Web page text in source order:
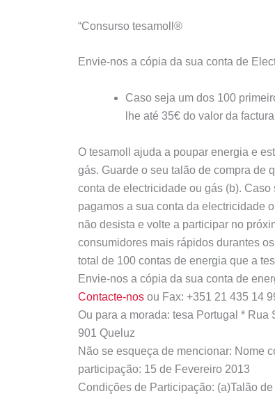
“Consurso tesamoll®
Envie-nos a cópia da sua conta de
Caso seja um dos 100
lhe até 35€ do valor da
O tesamoll ajuda a poupar energia e
gás. Guarde o seu talão de compra de
conta de electricidade ou gás (b).
pagamos a sua conta da electricidade
não desista e volte a participar no
consumidores mais rápidos durantes
total de 100 contas de energia que a
Envie-nos a cópia da sua conta de
Contacte-nos ou Fax: +351 21 435 14
Ou para a morada: tesa Portugal *
901 Queluz
Não se esqueça de mencionar: Nome
participação: 15 de Fevereiro 2013
Condições de Participação: (a)Talão